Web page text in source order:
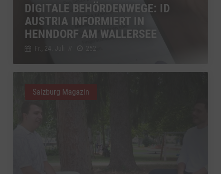
DIGITALE BEHÖRDENWEGE: ID
AUSTRIA INFORMIERT IN
HENNDORF AM WALLERSEE
Fr., 24. Juli 252
Salzburg Magazin